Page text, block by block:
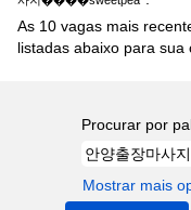
As 10 vagas mais
listadas abaixo para sua
Procurar por
Mostrar mais